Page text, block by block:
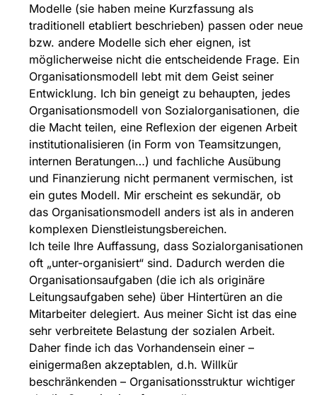
Modelle (sie haben meine Kurzfassung als
traditionell etabliert beschrieben) passen oder neue
bzw. andere Modelle sich eher eignen, ist
möglicherweise nicht die entscheidende Frage. Ein
Organisationsmodell lebt mit dem Geist seiner
Entwicklung. Ich bin geneigt zu behaupten, jedes
Organisationsmodell von Sozialorganisationen, die
die Macht teilen, eine Reflexion der eigenen Arbeit
institutionalisieren (in Form von Teamsitzungen,
internen Beratungen…) und fachliche Ausübung
und Finanzierung nicht permanent vermischen, ist
ein gutes Modell. Mir erscheint es sekundär, ob
das Organisationsmodell anders ist als in anderen
komplexen Dienstleistungsbereichen.
Ich teile Ihre Auffassung, dass Sozialorganisationen
oft „unter-organisiert“ sind. Dadurch werden die
Organisationsaufgaben (die ich als originäre
Leitungsaufgaben sehe) über Hintertüren an die
Mitarbeiter delegiert. Aus meiner Sicht ist das eine
sehr verbreitete Belastung der sozialen Arbeit.
Daher finde ich das Vorhandensein einer –
einigermaßen akzeptablen, d.h. Willkür
beschränkenden – Organisationsstruktur wichtiger